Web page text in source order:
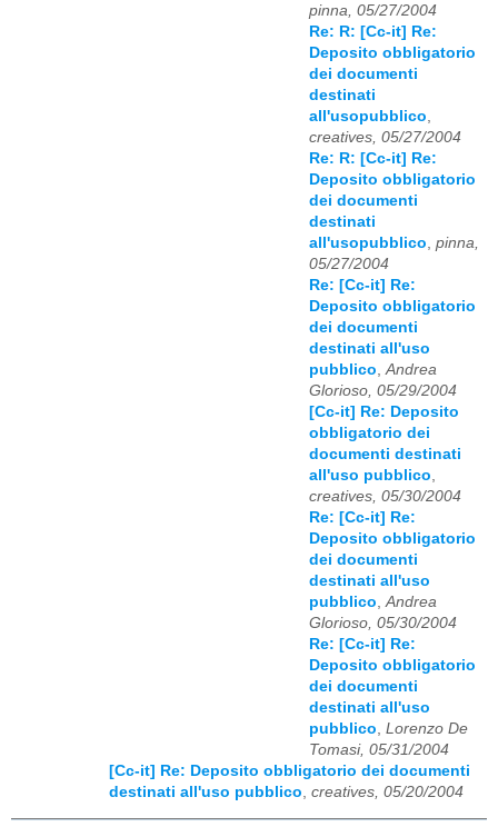
pinna, 05/27/2004
Re: R: [Cc-it] Re:
Deposito obbligatorio
dei documenti
destinati
all'usopubblico,
creatives, 05/27/2004
Re: R: [Cc-it] Re:
Deposito obbligatorio
dei documenti
destinati
all'usopubblico, pinna,
05/27/2004
Re: [Cc-it] Re:
Deposito obbligatorio
dei documenti
destinati all'uso
pubblico,Andrea
Glorioso, 05/29/2004
[Cc-it] Re: Deposito
obbligatorio dei
documenti destinati
all'uso pubblico,
creatives, 05/30/2004
Re: [Cc-it] Re:
Deposito obbligatorio
dei documenti
destinati all'uso
pubblico,Andrea
Glorioso, 05/30/2004
Re: [Cc-it] Re:
Deposito obbligatorio
dei documenti
destinati all'uso
pubblico, Lorenzo De
Tomasi, 05/31/2004
[Cc-it] Re: Deposito obbligatorio dei documenti
destinati all'uso pubblico, creatives, 05/20/2004